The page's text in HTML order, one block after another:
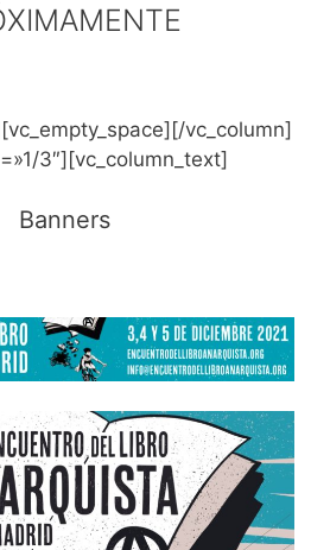
vc_column]
3″][vc_column_text]
Banners